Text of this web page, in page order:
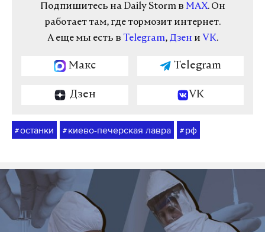
Подпишитесь на Daily Storm в MAX. Он
работает там, где тормозит интернет.
А еще мы есть в Telegram, Дзен и VK.
Макс Telegram
Дзен VK
#останки # киево-печерская лавра # рф